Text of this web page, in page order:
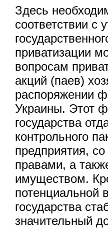
Здесь
соответствии
приватизации
вопросам
акций (паев)
распоряжении
Украины. Этот
государства
контрольного
предприятия,
правами, а
имуществом.
потенциальной
государства
значительный